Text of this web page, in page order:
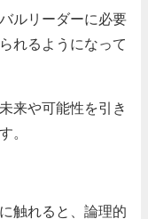
ルリーダーに必要
れるようになって
来や可能性を引き
。
触れると、論理的